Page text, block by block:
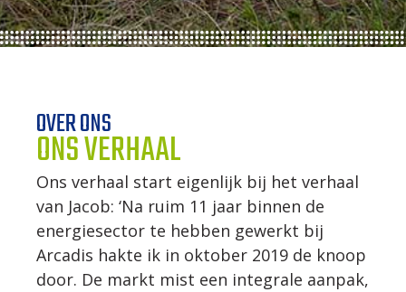
OVER ONS
ONS VERHAAL
Ons verhaal start eigenlijk bij het verhaal
van Jacob: ‘Na ruim 11 jaar binnen de
energiesector te hebben gewerkt bij
Arcadis hakte ik in oktober 2019 de knoop
door. De markt mist een integrale aanpak,